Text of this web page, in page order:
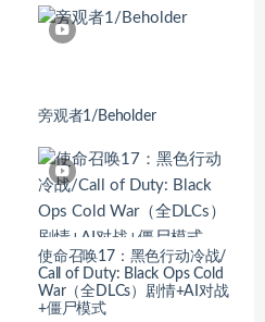
旁观者1/Beholder
使命召唤17：黑色行动冷战/
Call of Duty: Black Ops Cold
War（全DLCs）剧情+AI对战
+僵尸模式